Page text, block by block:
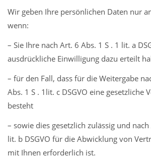
Wir geben Ihre persönlichen Daten nur
wenn:
– Sie Ihre nach Art. 6 Abs. 1 S . 1 lit. a
ausdrückliche Einwilligung dazu erteilt
– für den Fall, dass für die Weitergabe
Abs. 1 S . 1lit. c DSGVO eine gesetzliche
besteht
– sowie dies gesetzlich zulässig und nach
lit. b DSGVO für die Abwicklung von
mit Ihnen erforderlich ist.